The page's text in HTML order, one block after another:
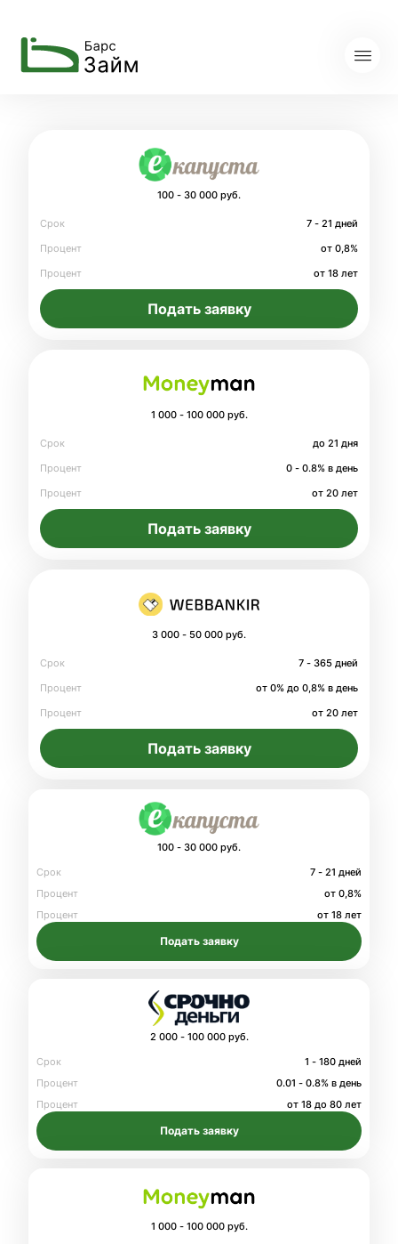
100 - 30 000 руб.
Срок
7 - 21 дней
Процент
от 0,8%
Процент
от 18 лет
Подать заявку
1 000 - 100 000 руб.
Срок
до 21 дня
Процент
0 - 0.8% в день
Процент
от 20 лет
Подать заявку
3 000 - 50 000 руб.
Срок
7 - 365 дней
Процент
от 0% до 0,8% в день
Процент
от 20 лет
Подать заявку
100 - 30 000 руб.
Срок
7 - 21 дней
Процент
от 0,8%
Процент
от 18 лет
Подать заявку
2 000 - 100 000 руб.
Срок
1 - 180 дней
Процент
0.01 - 0.8% в день
Процент
от 18 до 80 лет
Подать заявку
1 000 - 100 000 руб.